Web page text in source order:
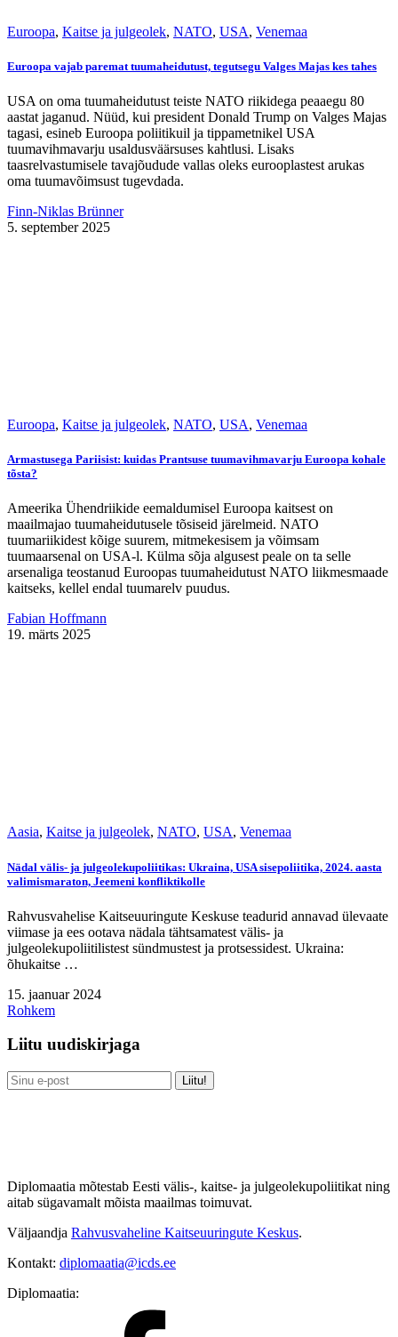
Euroopa, Kaitse ja julgeolek, NATO, USA, Venemaa
Euroopa vajab paremat tuumaheidutust, tegutsegu Valges Majas kes tahes
USA on oma tuumaheidutust teiste NATO riikidega peaaegu 80
aastat jaganud. Nüüd, kui president Donald Trump on Valges Majas
tagasi, esineb Euroopa poliitikuil ja tippametnikel USA
tuumavihmavarju usaldusväärsuses kahtlusi. Lisaks
taasrelvastumisele tavajõudude vallas oleks eurooplastest arukas
oma tuumavõimsust tugevdada.
Finn-Niklas Brünner
5. september 2025
Euroopa, Kaitse ja julgeolek, NATO, USA, Venemaa
Armastusega Pariisist: kuidas Prantsuse tuumavihmavarju Euroopa kohale
tõsta?
Ameerika Ühendriikide eemaldumisel Euroopa kaitsest on
maailmajao tuumaheidutusele tõsiseid järelmeid. NATO
tuumariikidest kõige suurem, mitmekesisem ja võimsam
tuumaarsenal on USA-l. Külma sõja algusest peale on ta selle
arsenaliga teostanud Euroopas tuumaheidutust NATO liikmesmaade
kaitseks, kellel endal tuumarelv puudus.
Fabian Hoffmann
19. märts 2025
Aasia, Kaitse ja julgeolek, NATO, USA, Venemaa
Nädal välis- ja julgeolekupoliitikas: Ukraina, USA sisepoliitika, 2024. aasta
valimismaraton, Jeemeni konfliktikolle
Rahvusvahelise Kaitseuuringute Keskuse teadurid annavad ülevaate
viimase ja ees ootava nädala tähtsamatest välis- ja
julgeolekupoliitilistest sündmustest ja protsessidest. Ukraina:
õhukaitse …
15. jaanuar 2024
Rohkem
Liitu uudiskirjaga
Diplomaatia mõtestab Eesti välis-, kaitse- ja julgeolekupoliitikat ning
aitab sügavamalt mõista maailmas toimuvat.
Väljaandja Rahvusvaheline Kaitseuuringute Keskus.
Kontakt: diplomaatia@icds.ee
Diplomaatia: